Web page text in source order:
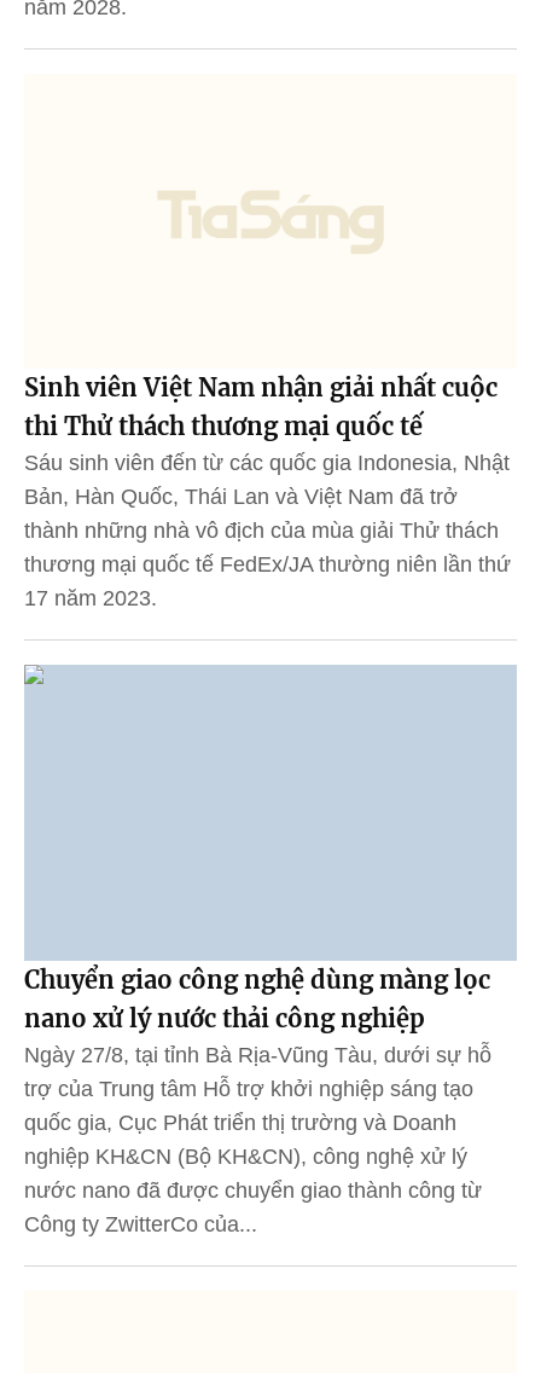
năm 2028.
Sinh viên Việt Nam nhận giải nhất cuộc
thi Thử thách thương mại quốc tế
Sáu sinh viên đến từ các quốc gia Indonesia, Nhật
Bản, Hàn Quốc, Thái Lan và Việt Nam đã trở
thành những nhà vô địch của mùa giải Thử thách
thương mại quốc tế FedEx/JA thường niên lần thứ
17 năm 2023.
Chuyển giao công nghệ dùng màng lọc
nano xử lý nước thải công nghiệp
Ngày 27/8, tại tỉnh Bà Rịa-Vũng Tàu, dưới sự hỗ
trợ của Trung tâm Hỗ trợ khởi nghiệp sáng tạo
quốc gia, Cục Phát triển thị trường và Doanh
nghiệp KH&CN (Bộ KH&CN), công nghệ xử lý
nước nano đã được chuyển giao thành công từ
Công ty ZwitterCo của...